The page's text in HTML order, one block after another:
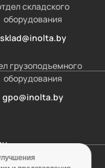
складского
оборудования
sklad@inolta.by
грузоподъемного
оборудования
gpo@inolta.by
отдел